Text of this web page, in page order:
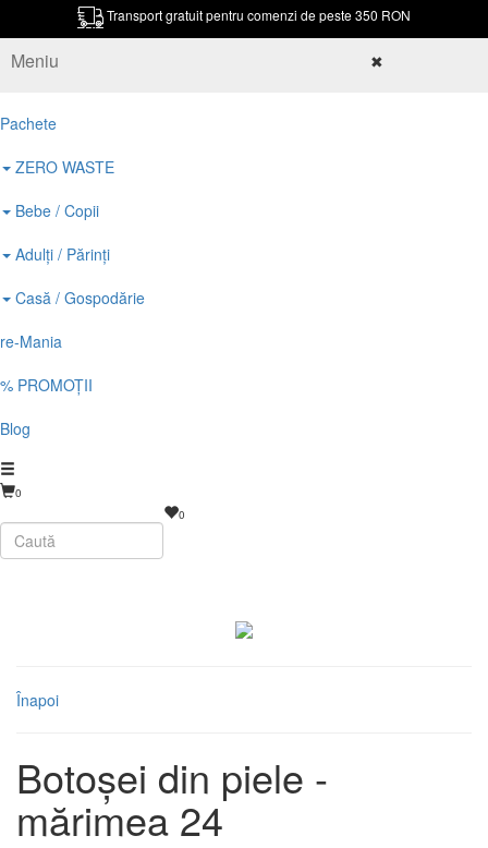
Transport gratuit pentru comenzi de peste 350 RON
Meniu ✖
Pachete
ZERO WASTE
Bebe / Copii
Adulți / Părinți
Casă / Gospodărie
re-Mania
% PROMOȚII
Blog
0
0
Înapoi
Botoșei din piele -
mărimea 24